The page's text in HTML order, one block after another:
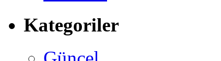
Kategoriler